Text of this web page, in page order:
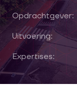
Opdrachtgever:
Uitvoering:
Expertises: